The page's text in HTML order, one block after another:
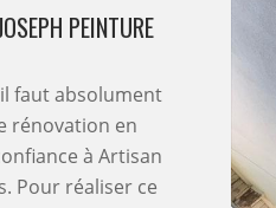
PEINTURE
faut absolument
rénovation en
à Artisan
Pour réaliser ce